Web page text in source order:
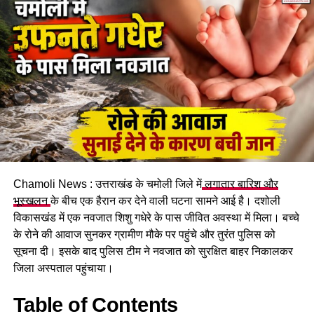
रौतेली राज्य स्त्री शक्ति पुरस्कार उत्तराखंड की उन महिलाओं को समर्पित
है जिन्होंने संघर्ष, साहस और समर्पण से समाज में नई पहचान बनाई है।
उन्होंने कहा कि इस वर्ष चयनित महिलाओं ने संस्कृति, खेल, वैज्ञानिक शोध,
पर्यावरण संरक्षण, कृषि, स्वरोजगार, समाजसेवा, महिला सशक्तीकरण और
दिव्यांगजन कल्याण जैसे क्षेत्रों में उल्लेखनीय योगदान दिया है।
Chamoli News : उत्तराखंड के चमोली जिले मेंलगातार बारिश और
भूस्खलनके बीच एक हैरान कर देने वाली घटना सामने आई है। दशोली
विकासखंड में एक नवजात शिशु गधेरे के पास जीवित अवस्था में मिला। बच्चे
के रोने की आवाज सुनकर ग्रामीण मौके पर पहुंचे और तुरंत पुलिस को
सूचना दी। इसके बाद पुलिस टीम ने नवजात को सुरक्षित बाहर निकालकर
जिला अस्पताल पहुंचाया।
Table of Contents